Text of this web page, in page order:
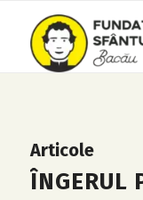
Articole
ÎNGERUL